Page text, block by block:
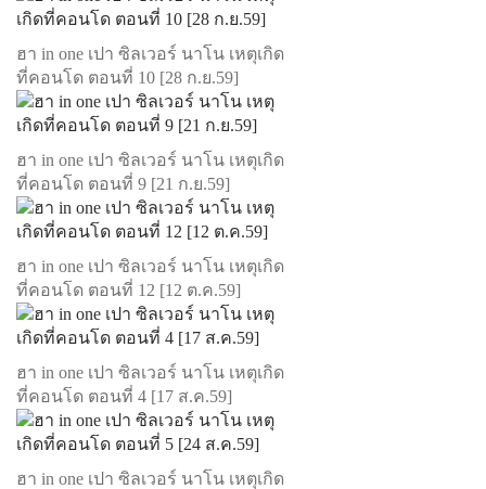
ฮา in one เปา ซิลเวอร์ นาโน เหตุเกิด
ที่คอนโด ตอนที่ 10 [28 ก.ย.59]
ฮา in one เปา ซิลเวอร์ นาโน เหตุเกิด
ที่คอนโด ตอนที่ 9 [21 ก.ย.59]
ฮา in one เปา ซิลเวอร์ นาโน เหตุเกิด
ที่คอนโด ตอนที่ 12 [12 ต.ค.59]
ฮา in one เปา ซิลเวอร์ นาโน เหตุเกิด
ที่คอนโด ตอนที่ 4 [17 ส.ค.59]
ฮา in one เปา ซิลเวอร์ นาโน เหตุเกิด